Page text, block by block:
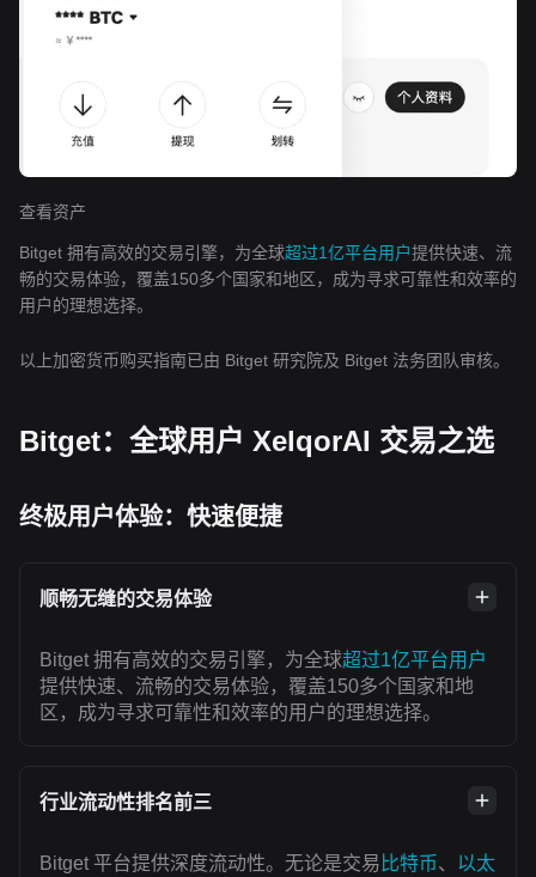
查看资产
Bitget 拥有高效的交易引擎，为全球超过1亿平台用户提供快速、流
畅的交易体验，覆盖150多个国家和地区，成为寻求可靠性和效率的
用户的理想选择。
以上加密货币购买指南已由 Bitget 研究院及 Bitget 法务团队审核。
Bitget：全球用户 XelqorAI 交易之选
终极用户体验：快速便捷
顺畅无缝的交易体验
Bitget 拥有高效的交易引擎，为全球超过1亿平台用户
提供快速、流畅的交易体验，覆盖150多个国家和地
区，成为寻求可靠性和效率的用户的理想选择。
行业流动性排名前三
Bitget 平台提供深度流动性。无论是交易 比特币、 以太